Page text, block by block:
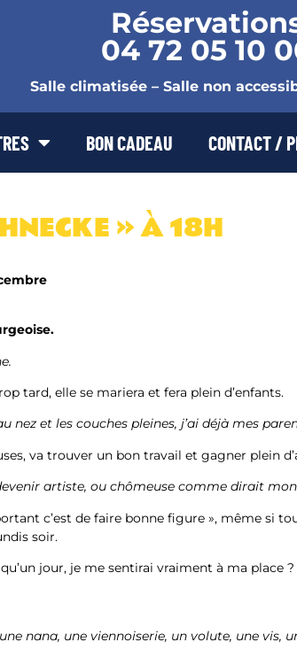
04 72 05 10
Salle climatisée – Salle non
BON CADEAU CONTACT /
» À 18H
tard, elle se mariera et fera plein d’enfants.
nez et les couches pleines, j’ai déjà mes
va trouver un bon travail et gagner plein
artiste, ou chômeuse comme dirait
c’est de faire bonne figure », même si
soir.
jour, je me sentirai vraiment à ma place
nana, une viennoiserie, un volute, une vis,